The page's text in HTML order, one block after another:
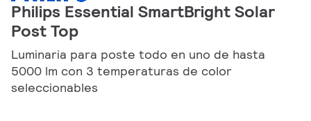
Philips Essential SmartBright Solar
Post Top
Luminaria para poste todo en uno de hasta
5000 lm con 3 temperaturas de color
seleccionables